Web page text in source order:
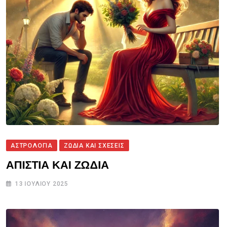
ΑΣΤΡΟΛΟΓΙΑ ΖΩΔΙΑ ΚΑΙ ΣΧΕΣΕΙΣ
ΑΠΙΣΤΙΑ ΚΑΙ ΖΩΔΙΑ
13 ΙΟΥΛΊΟΥ 2025